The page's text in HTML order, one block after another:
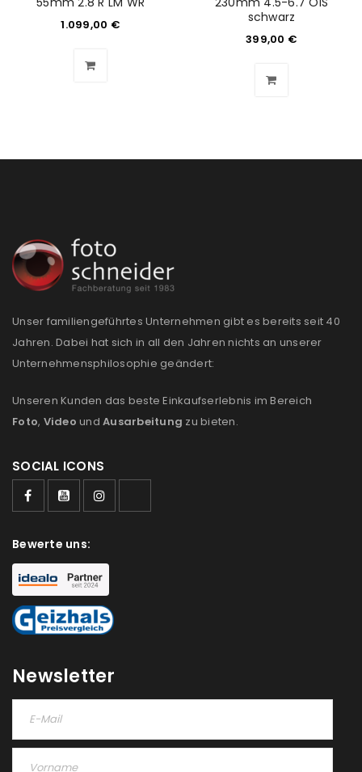
1.099,00 €
schwarz
399,00 €
Unser familiengeführtes Unternehmen gibt es bereits seit 40
Jahren. Dabei hat sich in all den Jahren nichts an unserer
Unternehmensphilosophie geändert:
Unseren Kunden das beste Einkaufserlebnis im Bereich
Foto, Video und Ausarbeitung zu bieten.
SOCIAL ICONS
Bewerte uns:
Newsletter